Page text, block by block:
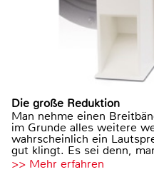
Die große Reduktion
Man nehme einen
im Grunde alles weitere
wahrscheinlich ein
gut klingt. Es sei denn,
>> Mehr erfahren